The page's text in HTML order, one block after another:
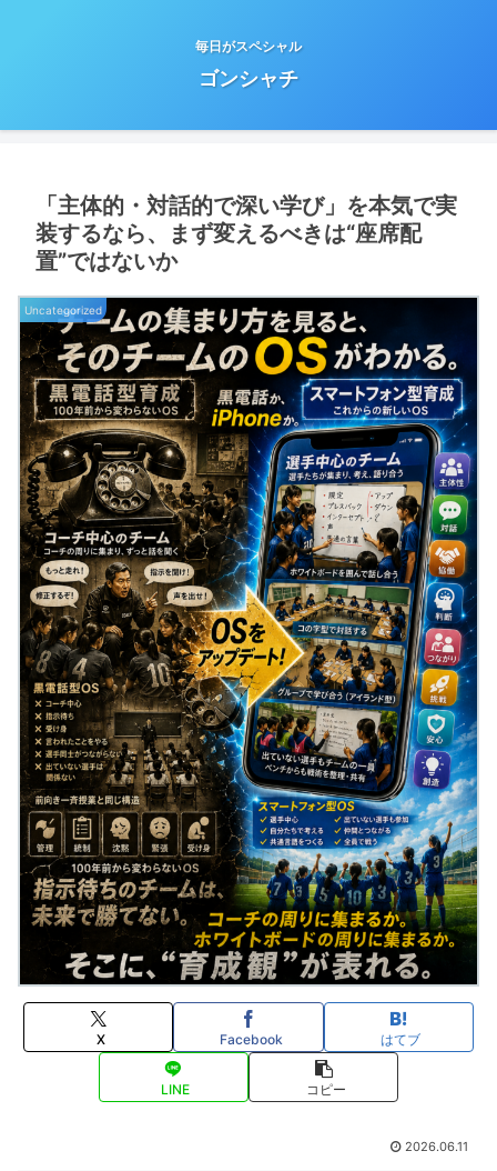
毎日がスペシャル
ゴンシャチ
「主体的・対話的で深い学び」を本気で実
装するなら、まず変えるべきは“座席配
置”ではないか
Uncategorized
X Facebook はてブ
LINE コピー
2026.06.11